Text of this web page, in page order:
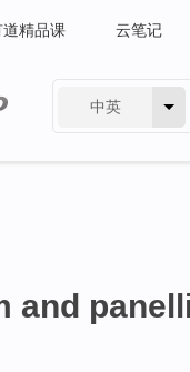
道精品课 云笔记
中英
and